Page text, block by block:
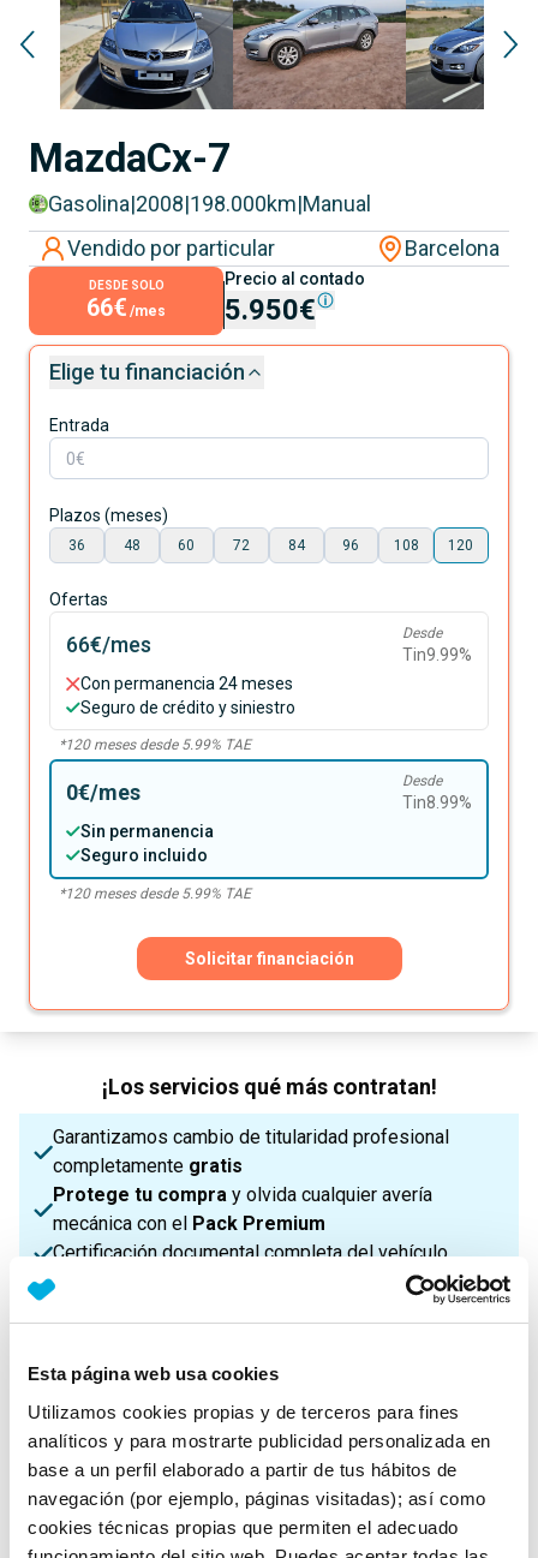
Esta página web usa cookies
Utilizamos cookies propias y de terceros para fines
analíticos y para mostrarte publicidad personalizada en
base a un perfil elaborado a partir de tus hábitos de
navegación (por ejemplo, páginas visitadas); así como
cookies técnicas propias que permiten el adecuado
MazdaCx-7
Gasolina|2008|198.000km|Manual
Vendido por particular
Barcelona
DESDE SOLO
66€ /mes
Precio al contado
5.950€
Elige tu financiación
Entrada
Plazos (meses)
36 48 60 72 84 96 108 120
Ofertas
66€/mes Desde
Tin9.99%
Con permanencia 24 meses
Seguro de crédito y siniestro
*120meses desde 5.99% TAE
0€/mes Desde
Tin8.99%
Sin permanencia
Seguro incluido
*120meses desde 5.99% TAE
Solicitar financiación
¡Los servicios qué más contratan!
Garantizamos cambio de titularidad profesional
completamente gratis
Protege tu compra y olvida cualquier avería
mecánica con el Pack Premium
Certificación documental completa del vehículo
Potencia
260 Cv
Procedencia
Importado
IVA
No Deducible